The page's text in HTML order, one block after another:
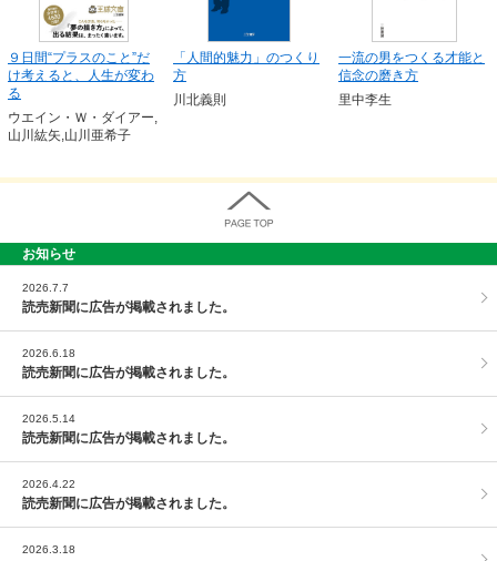
９日間“プラスのこと”だ
け考えると、人生が変わ
る
ウエイン・Ｗ・ダイアー,
山川紘矢,山川亜希子
「人間的魅力」のつくり
方
川北義則
一流の男をつくる才能と
信念の磨き方
里中李生
お知らせ
2026.7.7
読売新聞に広告が掲載されました。
2026.6.18
読売新聞に広告が掲載されました。
2026.5.14
読売新聞に広告が掲載されました。
2026.4.22
読売新聞に広告が掲載されました。
2026.3.18
PAGE TOP